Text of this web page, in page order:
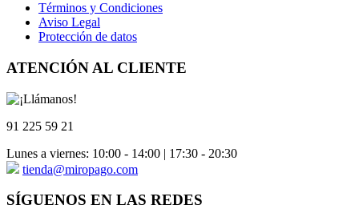
Términos y Condiciones
Aviso Legal
Protección de datos
ATENCIÓN AL CLIENTE
91 225 59 21
Lunes a viernes: 10:00 - 14:00 | 17:30 - 20:30
tienda@miropago.com
SÍGUENOS EN LAS REDES